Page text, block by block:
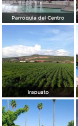
Parroquia del Centro
Irapuato